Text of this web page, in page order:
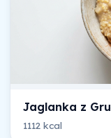
Jaglanka z
1112 kcal